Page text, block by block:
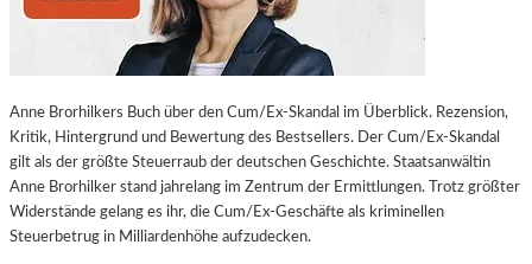
U
G
S
B
E
R
Anne Brorhilkers Buch über den Cum/Ex-Skandal im Überblick. Rezension,
Kritik, Hintergrund und Bewertung des Bestsellers. Der Cum/Ex-Skandal
gilt als der größte Steuerraub der deutschen Geschichte. Staatsanwältin
Anne Brorhilker stand jahrelang im Zentrum der Ermittlungen. Trotz größter
Widerstände gelang es ihr, die Cum/Ex-Geschäfte als kriminellen
Steuerbetrug in Milliardenhöhe aufzudecken.